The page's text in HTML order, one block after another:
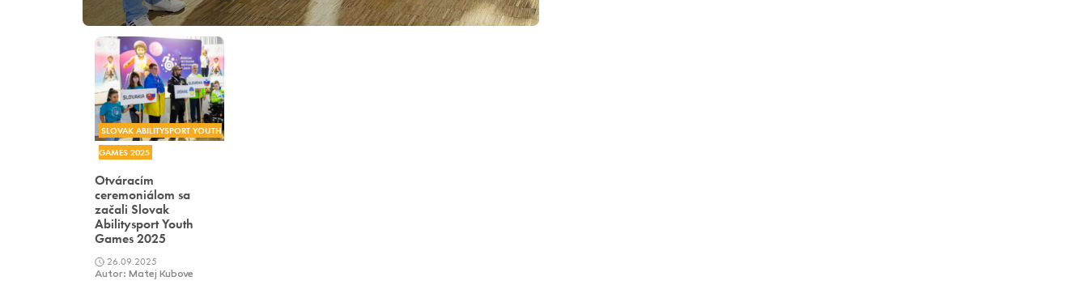
SLOVAK ABILITYSPORT YOUTH
GAMES 2025
Otváracím
ceremoniálom sa
začali Slovak
Abilitysport Youth
Games 2025
26.09.2025
Autor: Matej Kubove